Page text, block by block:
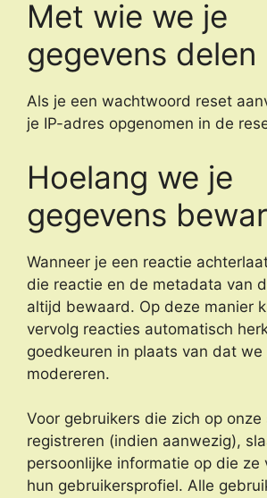
Met wie we je
gegevens delen
Als je een wachtwoord reset
je IP-adres opgenomen in de
Hoelang we je
gegevens
Wanneer je een reactie
die reactie en de metadata van
altijd bewaard. Op deze manier
vervolg reacties automatisch
goedkeuren in plaats van dat we
modereren.
Voor gebruikers die zich op onze
registreren (indien aanwezig),
persoonlijke informatie op die ze
hun gebruikersprofiel. Alle